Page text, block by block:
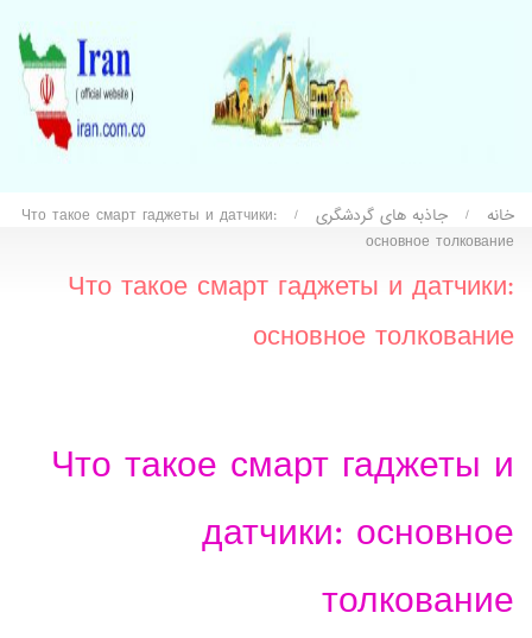
خانه / جاذبه های گردشگری /
Что такое смарт гаджеты и датчики:
основное толкование
Что такое смарт гаджеты и датчики:
основное толкование
Что такое смарт гаджеты и
датчики: основное
толкование